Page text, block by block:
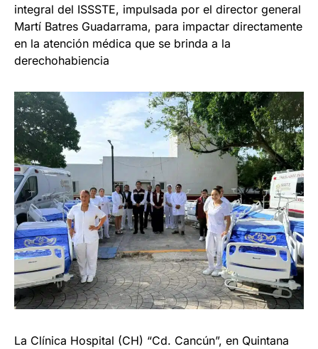
integral del ISSSTE, impulsada por el director general
Martí Batres Guadarrama, para impactar directamente
en la atención médica que se brinda a la
derechohabiencia
La Clínica Hospital (CH) “Cd. Cancún”, en Quintana